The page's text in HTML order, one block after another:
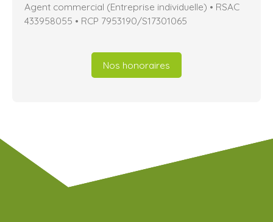
Agent commercial (Entreprise individuelle) • RSAC
433958055 • RCP 7953190/S17301065
Nos honoraires